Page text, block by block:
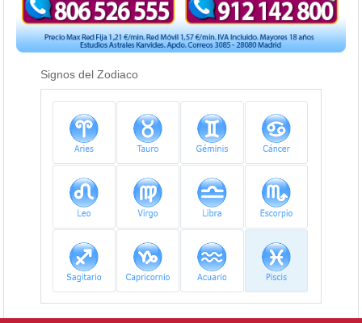
Signos del Zodiaco